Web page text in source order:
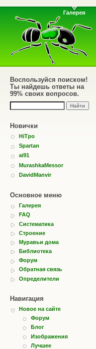
Галерея
Воспользуйся поиском!
Ты найдешь ответы на
99% своих вопросов.
Новички
HiTpo
Spartan
ai91
MurashkaMessor
DavidManvir
Основное меню
Галерея
FAQ
Систематика
Строение
Муравьи дома
Библиотека
Форум
Обратная связь
Определители
Навигация
Новое на сайте
Форум
Блог
Изображения
Лучшее